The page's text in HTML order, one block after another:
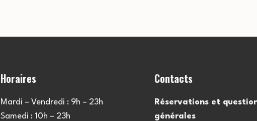
Horaires
Mardi – Vendredi : 9h – 23h
Samedi : 10h – 23h
Contacts
Réservations et
générales